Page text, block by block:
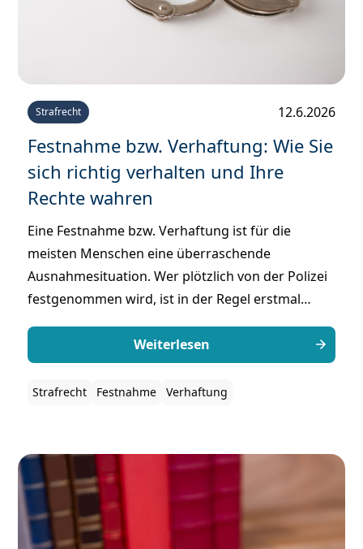
Strafrecht 12.6.2026
Festnahme bzw. Verhaftung: Wie Sie
sich richtig verhalten und Ihre
Rechte wahren
Eine Festnahme bzw. Verhaftung ist für die
meisten Menschen eine überraschende
Ausnahmesituation. Wer plötzlich von der Polizei
festgenommen wird, ist in der Regel erstmal
soll. Gerade in dieser Situation ist es jedoch
entscheidend, die eigenen Rechte zu kennen und
besonnen zu handeln, um keine rechtlichen
Weiterlesen
Strafrecht Festnahme Verhaftung